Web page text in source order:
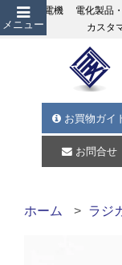
メニュー
サンクス電機 電化製品
カスタ
お買物ガイ
お問合せ
ホーム ラジ